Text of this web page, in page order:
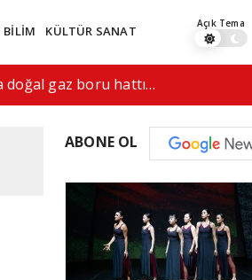
BİLİM KÜLTÜR SANAT
yapmak istiyor"
ABONE OL